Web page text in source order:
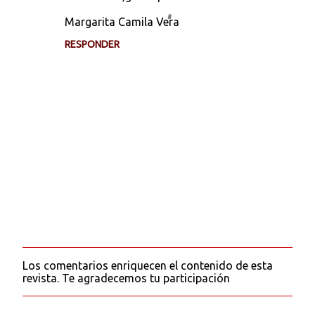
Margarita Camila Vera
RESPONDER
P
u
b
Los comentarios enriquecen el contenido de esta
revista. Te agradecemos tu participación